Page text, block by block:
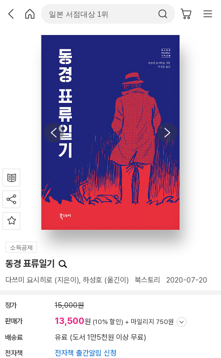
소득공제
동경 표류일기
다쓰미 요시히로 (지은이), 하성호 (옮긴이) 북스토리 2020-07-20
정가 15,000원
판매가 13,500원 (10% 할인) + 마일리지 750원
배송료 유료 (도서 1만5천원 이상 무료)
전자책 전자책 출간알림 신청